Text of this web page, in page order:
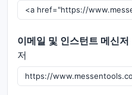
이메일 및 인스턴트 메신저
저